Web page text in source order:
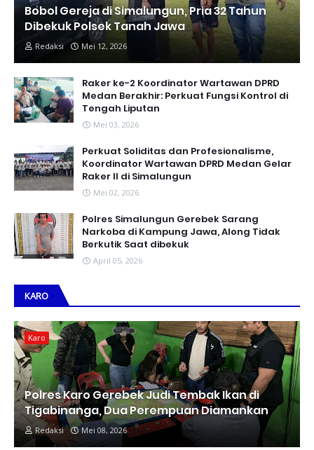
Bobol Gereja di Simalungun, Pria 32 Tahun
Dibekuk Polsek Tanah Jawa
Redaksi Mei 12, 2026
Raker ke-2 Koordinator Wartawan DPRD
Medan Berakhir: Perkuat Fungsi Kontrol di
Tengah Liputan
Mei 03, 2026
Perkuat Soliditas dan Profesionalisme,
Koordinator Wartawan DPRD Medan Gelar
Raker II di Simalungun
Mei 02, 2026
Polres Simalungun Gerebek Sarang
Narkoba di Kampung Jawa, Along Tidak
Berkutik Saat dibekuk
April 05, 2026
KARO
Karo
Polres Karo Gerebek Judi Tembak Ikan di
Tigabinanga, Dua Perempuan Diamankan
Redaksi Mei 08, 2026